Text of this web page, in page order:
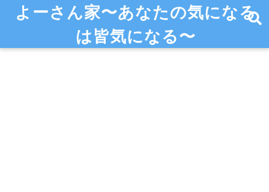
よーさん家〜あなたの気になる
は皆気になる〜